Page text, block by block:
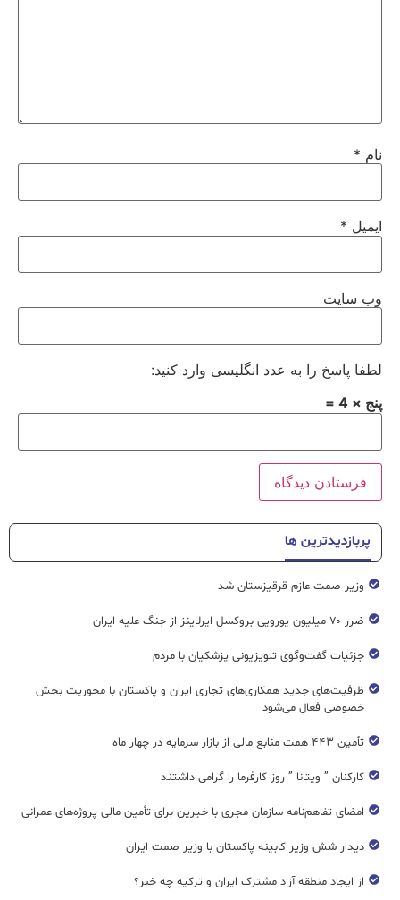
نام *
ایمیل *
وب‌ سایت
لطفا پاسخ را به عدد انگلیسی وارد کنید:
پنج × 4 =
پربازدیدترین ها
وزیر صمت عازم قرقیزستان شد
ضرر ۷۰ میلیون یورویی بروکسل ایرلاینز از جنگ علیه ایران
جزئیات گفت‌وگوی تلویزیونی پزشکیان با مردم
ظرفیت‌های جدید همکاری‌های تجاری ایران و پاکستان با محوریت بخش
خصوصی فعال می‌شود
تأمین ۴۴۳ همت منابع مالی از بازار سرمایه در چهار ماه
کارکنان ” ویتانا ” روز کارفرما را گرامی داشتند
امضای تفاهم‌نامه سازمان مجری با خیرین برای تأمین مالی پروژه‌های عمرانی
دیدار شش وزیر کابینه پاکستان با وزير صمت ایران
از ایجاد منطقه آزاد مشترک ایران و ترکیه چه خبر؟